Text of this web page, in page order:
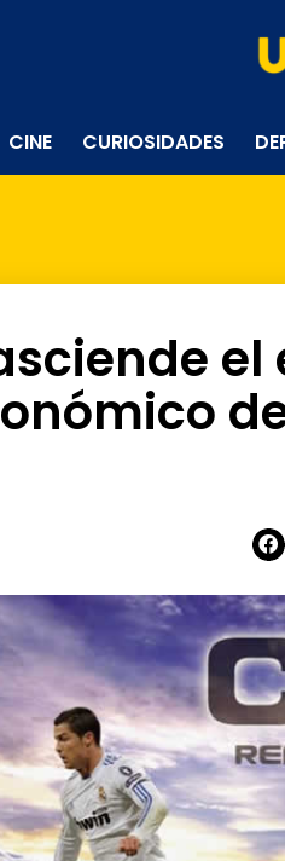
CINE CURIOSIDADES
el